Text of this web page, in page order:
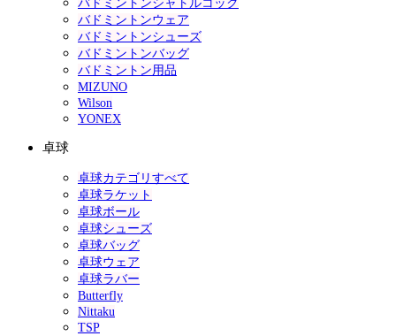
バドミントンシャトルコック
バドミントンウェア
バドミントンシューズ
バドミントンバッグ
バドミントン用品
MIZUNO
Wilson
YONEX
卓球
卓球カテゴリすべて
卓球ラケット
卓球ボール
卓球シューズ
卓球バッグ
卓球ウェア
卓球ラバー
Butterfly
Nittaku
TSP